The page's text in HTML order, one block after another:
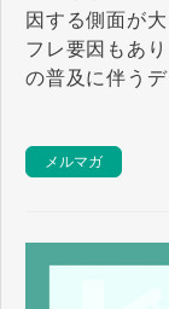
因する側面が
フレ要因もあ
の普及に伴う
メルマガ